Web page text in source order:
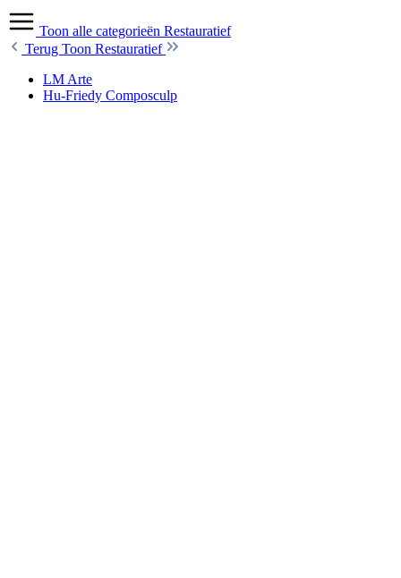
Toon alle categorieën Restauratief
Terug Toon Restauratief
LM Arte
Hu-Friedy Composculp